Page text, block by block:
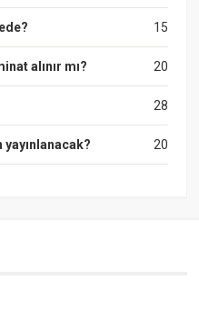
15
20
alınır mı?
28
20